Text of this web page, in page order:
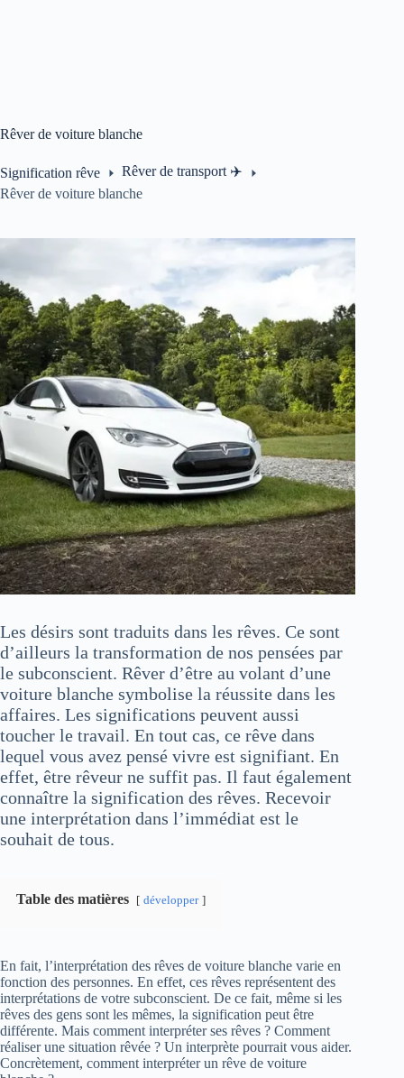
Rêver de voiture blanche
Signification rêve
Rêver de transport ✈️
Rêver de voiture blanche
Les désirs sont traduits dans les rêves. Ce sont
d’ailleurs la transformation de nos pensées par
le subconscient. Rêver d’être au volant d’une
voiture blanche symbolise la réussite dans les
affaires. Les significations peuvent aussi
toucher le travail. En tout cas, ce rêve dans
lequel vous avez pensé vivre est signifiant. En
effet, être rêveur ne suffit pas. Il faut également
connaître la signification des rêves. Recevoir
une interprétation dans l’immédiat est le
souhait de tous.
Table des matières développer
En fait, l’interprétation des rêves de voiture blanche varie en
fonction des personnes. En effet, ces rêves représentent des
interprétations de votre subconscient. De ce fait, même si les
rêves des gens sont les mêmes, la signification peut être
différente. Mais comment interpréter ses rêves ? Comment
réaliser une situation rêvée ? Un interprète pourrait vous aider.
Concrètement, comment interpréter un rêve de voiture